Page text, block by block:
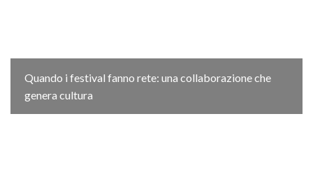
Quando i festival fanno rete: una collaborazione che
genera cultura